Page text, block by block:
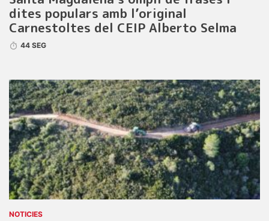
dites populars amb l’original
Carnestoltes del CEIP Alberto Selma
44 SEG
NOTICIES